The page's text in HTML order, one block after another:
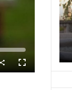
Celozaslonski
način